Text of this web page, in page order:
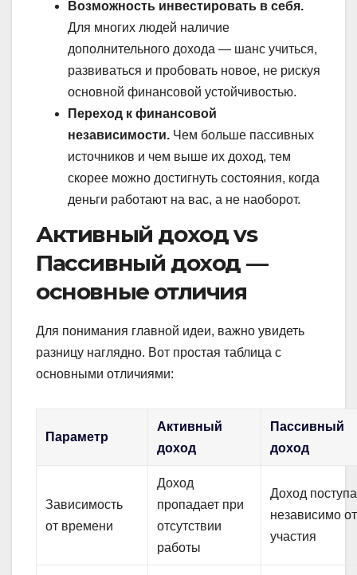
Возможность инвестировать в себя.
Для многих людей наличие
дополнительного дохода — шанс учиться,
развиваться и пробовать новое, не рискуя
основной финансовой устойчивостью.
Переход к финансовой
независимости. Чем больше пассивных
источников и чем выше их доход, тем
скорее можно достигнуть состояния, когда
деньги работают на вас, а не наоборот.
Активный доход vs
Пассивный доход —
основные отличия
Для понимания главной идеи, важно увидеть
разницу наглядно. Вот простая таблица с
основными отличиями:
Параметр
Активный
доход
Пассивный
доход
Зависимость
от времени
Доход
пропадает при
отсутствии
работы
Доход
независимо от
участия